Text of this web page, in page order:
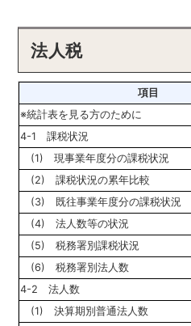
法人税
項目
※統計表を見る方のために
4-1 課税状況
(1) 現事業年度分の課税状況
(2) 課税状況の累年比較
(3) 既往事業年度分の課税状況
(4) 法人数等の状況
(5) 税務署別課税状況
(6) 税務署別法人数
4-2 法人数
(1) 決算期別普通法人数